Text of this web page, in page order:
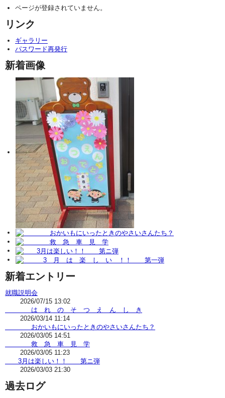
ページが登録されていません。
リンク
ギャラリー
パスワード再発行
新着画像
新着エントリー
就職説明会
2026/07/15 13:02
は れ の そ つ え ん し き
2026/03/14 11:14
おかいもにいったときのやさいさんたち？
2026/03/05 14:51
救 急 車 見 学
2026/03/05 11:23
3月は楽しい！！ 第ニ弾
2026/03/03 21:30
過去ログ